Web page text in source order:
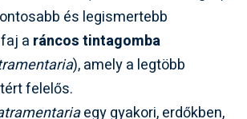
és legismertebb
a ráncos tintagomba
), amely a legtöbb
felelős.
egy gyakori, erdőkben,